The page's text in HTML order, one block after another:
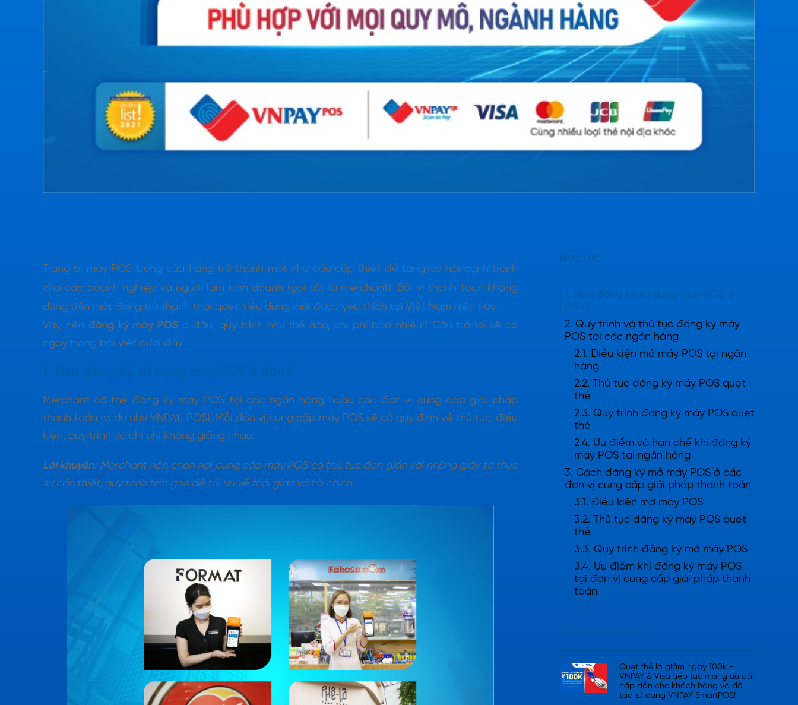
Trang bị máy POS trong cửa hàng trở thành một nhu cầu cấp thiết để tăng cơ hội cạnh tranh
cho các doanh nghiệp và người làm kinh doanh (gọi tắt là merchant). Bởi vì thanh toán không
dùng tiền mặt đang trở thành thói quen tiêu dùng mới được yêu thích tại Việt Nam hiện nay.
Vậy, nên đăng ký máy POS ở đâu, quy trình như thế nào, chi phí bao nhiêu? Câu trả lời sẽ có
ngay trong bài viết dưới đây.
Merchant có thể đăng ký máy POS tại các ngân hàng hoặc các đơn vị cung cấp giải pháp
thanh toán (ví dụ như VNPAY-POS). Mỗi đơn vị cung cấp máy POS sẽ có quy định về thủ tục, điều
kiện, quy trình và chi phí không giống nhau.
Lời khuyên:Merchant nên chọn nơi cung cấp máy POS có thủ tục đơn giản với những giấy tờ thực
sự cần thiết, quy trình tinh gọn để tối ưu về thời gian và tài chính.
MỤC LỤC
1. Nên đăng ký sử dụng máy POS ở
đâu?
2. Quy trình và thủ tục đăng ký máy
POS tại các ngân hàng
2.1. Điều kiện mở máy POS tại ngân
hàng
2.2. Thủ tục đăng ký máy POS quẹt
thẻ
2.3. Quy trình đăng ký máy POS quẹt
thẻ
2.4. Ưu điểm và hạn chế khi đăng ký
máy POS tại ngân hàng
3. Cách đăng ký mở máy POS ở các
đơn vị cung cấp giải pháp thanh toán
3.1. Điều kiện mở máy POS
3.2. Thủ tục đăng ký máy POS quẹt
thẻ
3.3. Quy trình đăng ký mở máy POS
3.4. Ưu điểm khi đăng ký máy POS
tại đơn vị cung cấp giải pháp thanh
toán
Quẹt thẻ là giảm ngay 100k -
VNPAY & Visa tiếp tục mang ưu đãi
hấp dẫn cho khách hàng và đối
tác sử dụng VNPAY SmartPOS!